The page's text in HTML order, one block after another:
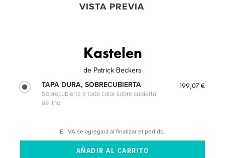
VISTA PREVIA
Kastelen
de Patrick Beckers
TAPA DURA, SOBRECUBIERTA
Sobrecubierta a todo color sobre cubierta
de lino
199,07 €
El IVA se agregará al finalizar el pedido.